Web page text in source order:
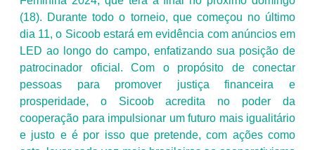
(18). Durante todo o torneio, que começou no último
dia 11, o Sicoob estará em evidência com anúncios em
LED ao longo do campo, enfatizando sua posição de
patrocinador oficial. Com o propósito de conectar
pessoas para promover justiça financeira e
prosperidade, o Sicoob acredita no poder da
cooperação para impulsionar um futuro mais igualitário
e justo e é por isso que pretende, com ações como